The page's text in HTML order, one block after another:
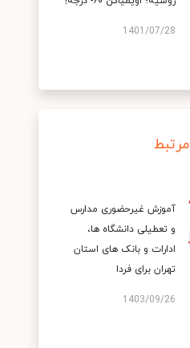
1401/07/28
مرتبط
آموزش غیرحضوری مدارس
و تعطیلی دانشگاه‌ ها،
ادارات و بانک‌ های استان
تهران برای فردا
1403/09/26